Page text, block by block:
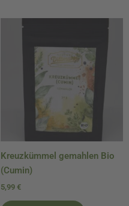
Kreuzkümmel gemahlen Bio
(Cumin)
5,99 €